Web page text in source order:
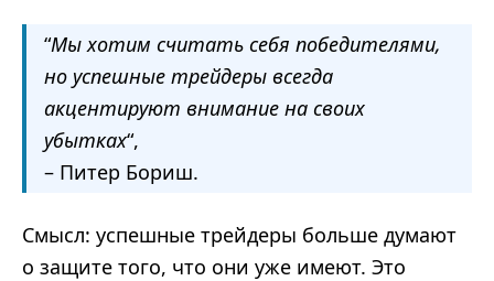
“Мы хотим считать себя победителями,
но успешные трейдеры всегда
акцентируют внимание на своих
убытках“,
– Питер Бориш.
Смысл: успешные трейдеры больше думают
о защите того, что они уже имеют. Это